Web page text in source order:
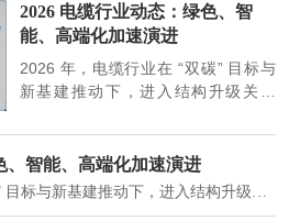
2026 电缆行业动态：绿色、智
能、高端化加速演进
2026 年，电缆行业在 “双碳” 目标与
新基建推动下，进入结构升级关键
大清晰趋势，市场格局持续优化。
、智能、高端化加速演进